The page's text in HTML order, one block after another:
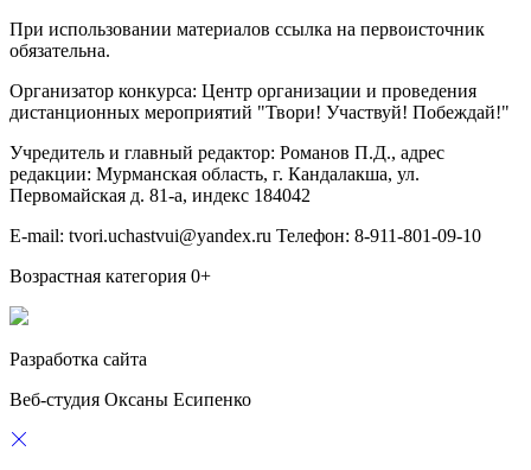
При использовании материалов ссылка на первоисточник
обязательна.
Организатор конкурса: Центр организации и проведения
дистанционных мероприятий "Твори! Участвуй! Побеждай!"
Учредитель и главный редактор: Романов П.Д., адрес
редакции: Мурманская область, г. Кандалакша, ул.
Первомайская д. 81-а, индекс 184042
E-mail: tvori.uchastvui@yandex.ru Телефон: 8-911-801-09-10
Возрастная категория 0+
Разработка сайта
Веб-студия Оксаны Есипенко